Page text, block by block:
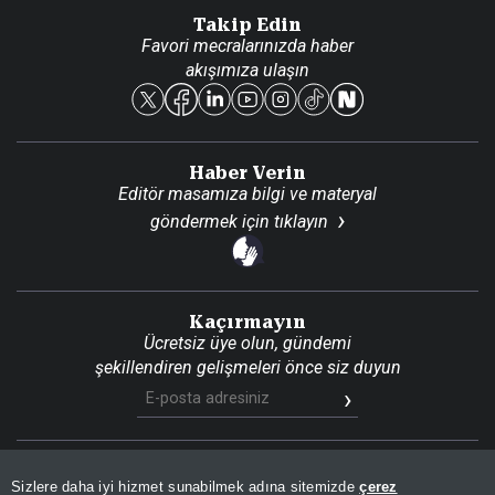
Sizlere daha iyi hizmet sunabilmek adına sitemizdeçerez
Reklam Ver
Takip Edin
Favori mecralarınızda haber
akışımıza ulaşın
Haber Verin
Editör masamıza bilgi ve materyal
göndermek için tıklayın
Kaçırmayın
Ücretsiz üye olun, gündemi
şekillendiren gelişmeleri önce siz duyun
Son DakikaSite HaritasıRSSKVKK Aydınlatma Metni